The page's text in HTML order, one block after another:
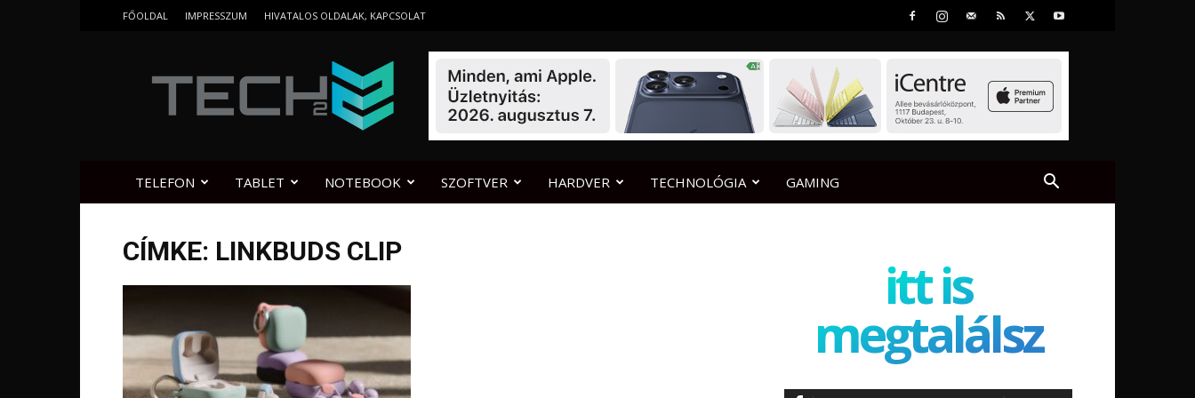
FŐOLDAL IMPRESSZUM HIVATALOS OLDALAK, KAPCSOLAT
TELEFON TABLET NOTEBOOK SZOFTVER HARDVER TECHNOLÓGIA GAMING
CÍMKE: LINKBUDS CLIP
itt is
megtalálsz